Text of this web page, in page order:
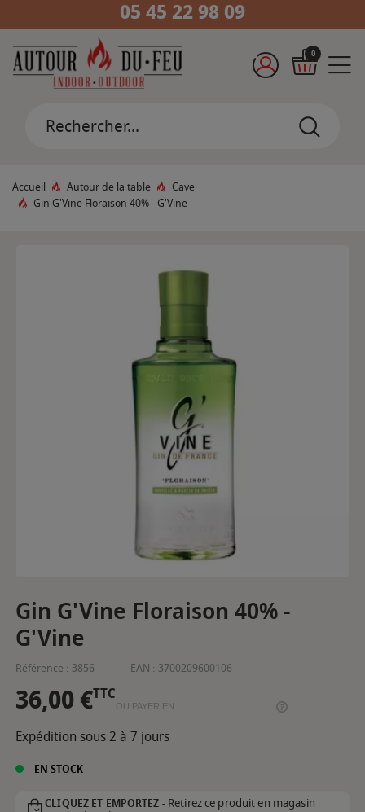
05 45 22 98 09
0
Accueil Autour de la table
Cave
Gin G'Vine Floraison 40% - G'Vine
Gin G'Vine Floraison 40% -
G'Vine
Référence : 3856 EAN : 3700209600106
36,00 €TTC
OU PAYER EN
Expédition sous 2 à 7 jours
EN STOCK
CLIQUEZ ET EMPORTEZ -Retirez ce produit en magasin